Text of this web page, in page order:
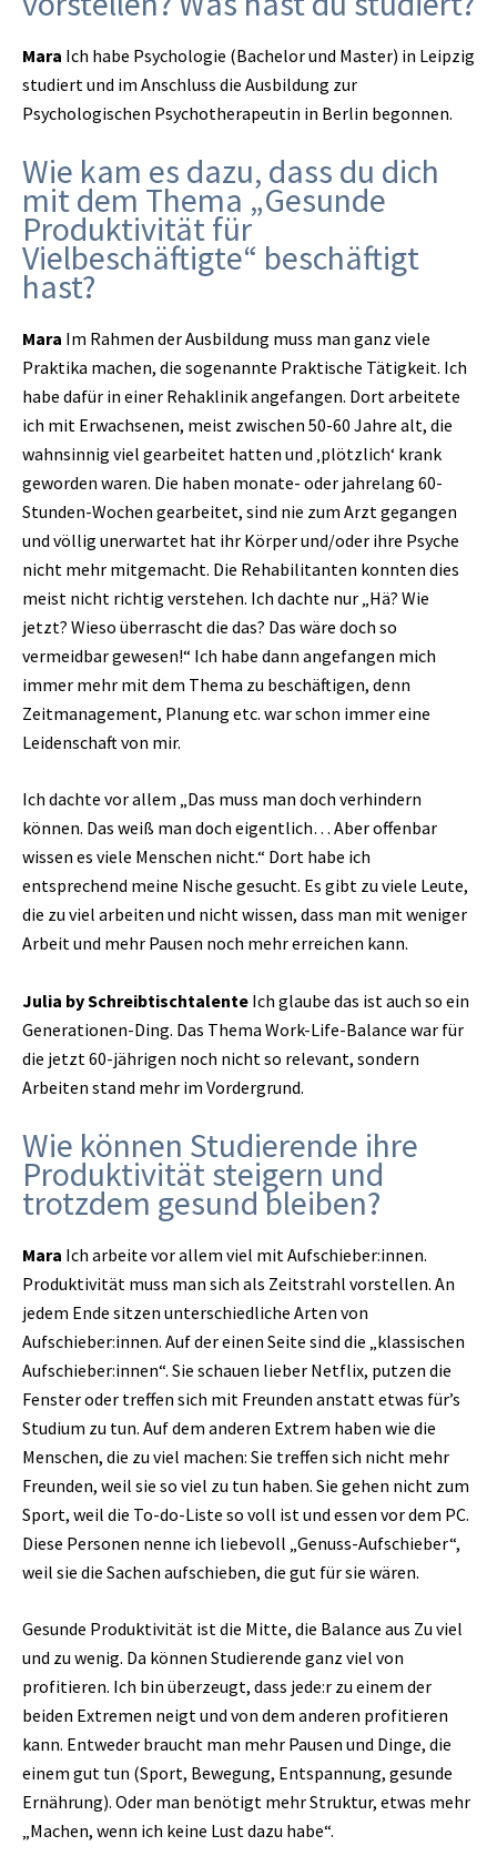
Mara Ich habe Psychologie (Bachelor und Master) in Leipzig
studiert und im Anschluss die Ausbildung zur
Psychologischen Psychotherapeutin in Berlin begonnen.
Wie kam es dazu, dass du dich
mit dem Thema „Gesunde
Produktivität für
Vielbeschäftigte“ beschäftigt
hast?
Mara Im Rahmen der Ausbildung muss man ganz viele
Praktika machen, die sogenannte Praktische Tätigkeit. Ich
habe dafür in einer Rehaklinik angefangen. Dort arbeitete
ich mit Erwachsenen, meist zwischen 50-60 Jahre alt, die
wahnsinnig viel gearbeitet hatten und ‚plötzlich‘ krank
geworden waren. Die haben monate- oder jahrelang 60-
Stunden-Wochen gearbeitet, sind nie zum Arzt gegangen
und völlig unerwartet hat ihr Körper und/oder ihre Psyche
nicht mehr mitgemacht. Die Rehabilitanten konnten dies
meist nicht richtig verstehen. Ich dachte nur „Hä? Wie
jetzt? Wieso überrascht die das? Das wäre doch so
vermeidbar gewesen!“ Ich habe dann angefangen mich
immer mehr mit dem Thema zu beschäftigen, denn
Zeitmanagement, Planung etc. war schon immer eine
Leidenschaft von mir.
Ich dachte vor allem „Das muss man doch verhindern
können. Das weiß man doch eigentlich… Aber offenbar
wissen es viele Menschen nicht.“ Dort habe ich
entsprechend meine Nische gesucht. Es gibt zu viele Leute,
die zu viel arbeiten und nicht wissen, dass man mit weniger
Arbeit und mehr Pausen noch mehr erreichen kann.
Julia by Schreibtischtalente Ich glaube das ist auch so ein
Generationen-Ding. Das Thema Work-Life-Balance war für
die jetzt 60-jährigen noch nicht so relevant, sondern
Arbeiten stand mehr im Vordergrund.
Wie können Studierende ihre
Produktivität steigern und
trotzdem gesund bleiben?
Mara Ich arbeite vor allem viel mit Aufschieber:innen.
Produktivität muss man sich als Zeitstrahl vorstellen. An
jedem Ende sitzen unterschiedliche Arten von
Aufschieber:innen. Auf der einen Seite sind die „klassischen
Aufschieber:innen“. Sie schauen lieber Netflix, putzen die
Fenster oder treffen sich mit Freunden anstatt etwas für’s
Studium zu tun. Auf dem anderen Extrem haben wie die
Menschen, die zu viel machen: Sie treffen sich nicht mehr
Freunden, weil sie so viel zu tun haben. Sie gehen nicht zum
Sport, weil die To-do-Liste so voll ist und essen vor dem PC.
Diese Personen nenne ich liebevoll „Genuss-Aufschieber“,
weil sie die Sachen aufschieben, die gut für sie wären.
Gesunde Produktivität ist die Mitte, die Balance aus Zu viel
und zu wenig. Da können Studierende ganz viel von
profitieren. Ich bin überzeugt, dass jede:r zu einem der
beiden Extremen neigt und von dem anderen profitieren
kann. Entweder braucht man mehr Pausen und Dinge, die
einem gut tun (Sport, Bewegung, Entspannung, gesunde
Ernährung). Oder man benötigt mehr Struktur, etwas mehr
„Machen, wenn ich keine Lust dazu habe“.